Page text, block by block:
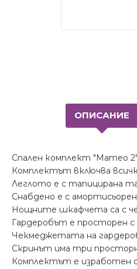
ОПИСАНИЕ
Спален комплект "Матео
Комплектът включва
Леглото е с тапицирана
Снабдено е с
Нощните шкафчета са с
Гардеробът е просторен с
Чекмеджетата на
Скринът има три
Комплектът е изработен